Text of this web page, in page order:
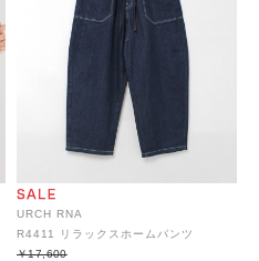
URCH RNA
R4411 リラックスホームパンツ
￥17,600